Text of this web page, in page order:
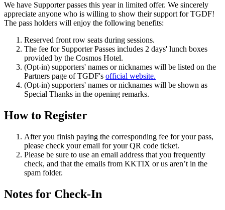
We have Supporter passes this year in limited offer. We sincerely
appreciate anyone who is willing to show their support for TGDF!
The pass holders will enjoy the following benefits:
Reserved front row seats during sessions.
The fee for Supporter Passes includes 2 days' lunch boxes
provided by the Cosmos Hotel.
(Opt-in) supporters' names or nicknames will be listed on the
Partners page of TGDF's official website.
(Opt-in) supporters' names or nicknames will be shown as
Special Thanks in the opening remarks.
How to Register
After you finish paying the corresponding fee for your pass,
please check your email for your QR code ticket.
Please be sure to use an email address that you frequently
check, and that the emails from KKTIX or us aren’t in the
spam folder.
Notes for Check-In